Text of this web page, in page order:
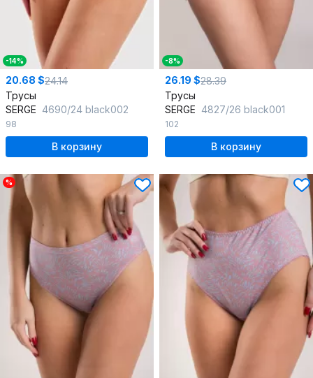
-14%
20.68 $24.14
Трусы
SERGE 4690/24 black002
98
В корзину
-8%
26.19 $28.39
Трусы
SERGE 4827/26 black001
102
В корзину
%